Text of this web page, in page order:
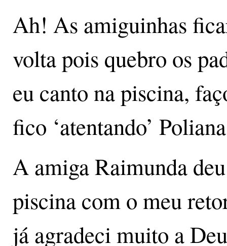
Ah! As amiguinhas
volta pois quebro os
eu canto na piscina,
fico ‘atentando’
A amiga Raimunda
piscina com o meu
já agradeci muito a